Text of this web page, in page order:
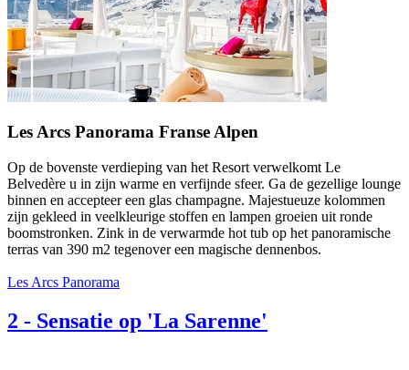
Les Arcs Panorama Franse Alpen
Op de bovenste verdieping van het Resort verwelkomt Le
Belvedère u in zijn warme en verfijnde sfeer. Ga de gezellige lounge
binnen en accepteer een glas champagne. Majestueuze kolommen
zijn gekleed in veelkleurige stoffen en lampen groeien uit ronde
boomstronken. Zink in de verwarmde hot tub op het panoramische
terras van 390 m2 tegenover een magische dennenbos.
Les Arcs Panorama
2 - Sensatie op 'La Sarenne'